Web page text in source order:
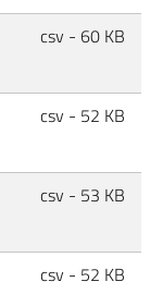
csv - 60 KB
csv - 52 KB
csv - 53 KB
csv - 52 KB